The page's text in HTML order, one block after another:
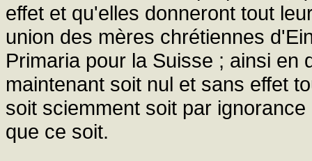
effet et qu'elles donneront tout
union des mères chrétiennes
Primaria pour la Suisse ; ainsi en
maintenant soit nul et sans effet
soit sciemment soit par
que ce soit.